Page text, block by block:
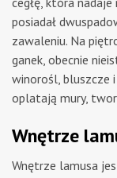
posiadał
zawaleniu. Na
ganek, obecnie
winorośl, bluszcze
oplatają mury,
Wnętrze
Wnętrze lamusa